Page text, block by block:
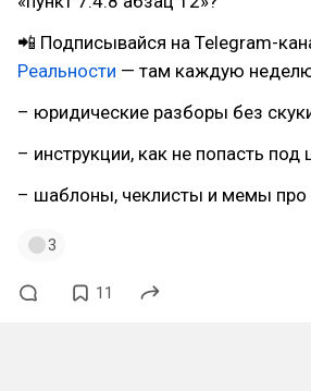
📲 Подписывайся на Telegram-
Реальности — там каждую
– юридические разборы без
– инструкции, как не попасть
– шаблоны, чеклисты и мемы про
3
11